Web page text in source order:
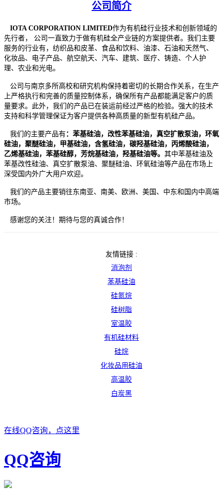
公司简介
IOTA CORPORATION LIMITED作为有机硅行业技术和创新领域的
先行者， 公司一直致力于做有机硅全产业链的方案提供者。我们主要
服务的行业有， 纺织品和皮革、食品和饮料、油漆、石油和天然气、
化妆品、电子产品、航空航天、汽车、建筑、医疗、铸造、个人护
理、农业和光电。
公司与南京多所高校和研究机构保持着密切的长期合作关系，在生产
上严格执行和完善的质量控制体系，确保所有产品都能满足客户的质
量要求。此外，我们的产品已在装运前经过严格的检验。强大的技术
支持和科学管理保证为客户提供各种高质量的新型有机硅产品。
我们的主要产品有：苯基硅油，改性苯基硅油，真空扩散泵油，环氧
硅油，聚醚硅油，甲基硅油，含氢硅油，碳羟基硅油，丙烯酸硅油，
乙烯基硅油，苯基硅醇，芳烷基硅油，羟基硅油等。 其中苯基硅油及
苯基改性硅油、真空扩散泵油、聚醚硅油、环氧硅油等产品在市场上
深受国内外广大用户欢迎。
我们的产品主要销往东南亚、南美、欧洲、美国、中东和国内中高端
市场。
感谢您的关注！ 期待与您的真诚合作！
友情链接 :
消泡剂
苯基硅油
硅氮烷
硅树脂
室温胶
有机硅材料
硅烷
化妆品用硅油
高温胶
白炭黑
在线QQ咨询，点这里
QQ咨询